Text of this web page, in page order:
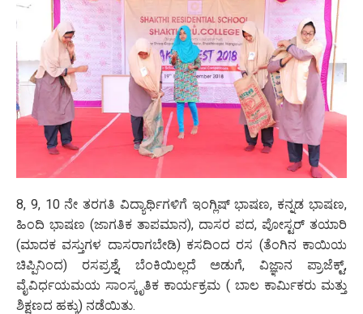
8, 9, 10 ನೇ ತರಗತಿ ವಿದ್ಯಾರ್ಥಿಗಳಿಗೆ ಇಂಗ್ಲಿಷ್ ಭಾಷಣ, ಕನ್ನಡ ಭಾಷಣ,
ಹಿಂದಿ ಭಾಷಣ (ಜಾಗತಿಕ ತಾಪಮಾನ), ದಾಸರ ಪದ, ಪೋಸ್ಟರ್ ತಯಾರಿ
(ಮಾದಕ ವಸ್ತುಗಳ ದಾಸರಾಗಬೇಡಿ) ಕಸದಿಂದ ರಸ (ತೆಂಗಿನ ಕಾಯಿಯ
ಚಿಪ್ಪಿನಿಂದ) ರಸಪ್ರಶ್ನೆ, ಬೆಂಕಿಯಿಲ್ಲದೆ ಅಡುಗೆ, ವಿಜ್ಞಾನ ಪ್ರಾಜೆಕ್ಟ್,
ವೈವಿರ್ಧಯಮಯ ಸಾಂಸ್ಕೃತಿಕ ಕಾರ್ಯಕ್ರಮ ( ಬಾಲ ಕಾರ್ಮಿಕರು ಮತ್ತು
ಶಿಕ್ಷಣದ ಹಕ್ಕು) ನಡೆಯಿತು.